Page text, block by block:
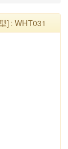
] : WHT031